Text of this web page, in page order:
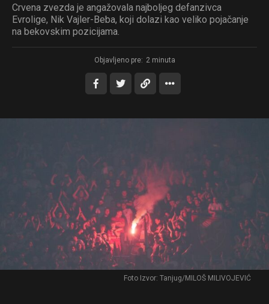
Crvena zvezda je angažovala najboljeg defanzivca
Evrolige, Nik Vajler-Beba, koji dolazi kao veliko pojačanje
na bekovskim pozicijama.
Objavljeno pre: 2 minuta
Foto Izvor: Tanjug/MILOŠ MILIVOJEVIĆ